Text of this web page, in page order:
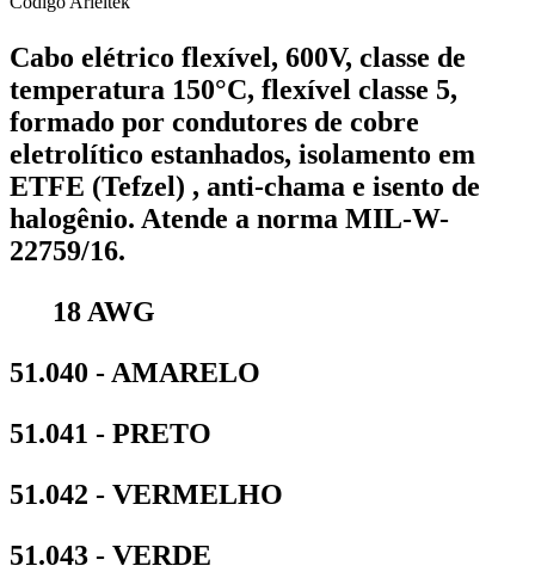
Cabo elétrico flexível, 600V, classe de
temperatura 150°C, flexível classe 5,
formado por condutores de cobre
eletrolítico estanhados, isolamento em
ETFE (Tefzel) , anti-chama e isento de
halogênio. Atende a norma MIL-W-
22759/16.
18 AWG
51.040 - AMARELO
51.041 - PRETO
51.042 - VERMELHO
51.043 - VERDE